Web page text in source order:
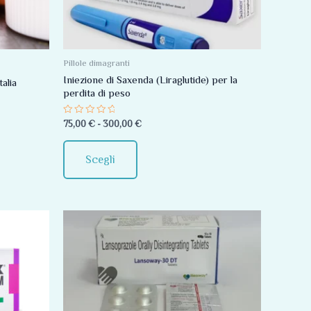
Pillole dimagranti
Iniezione di Saxenda (Liraglutide) per la
perdita di peso
Valutato
0
su
5
75,00 € - 300,00 €
Scegli
Le
opzioni
possono
scelte